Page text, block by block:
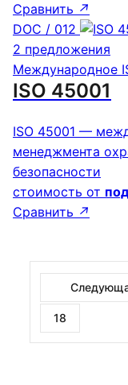
Сравнить ↗
DOC / 012
2 предложения
Международное
ISO 45001
ISO 45001 —
менеджмента
безопасности
стоимость от
Сравнить ↗
18